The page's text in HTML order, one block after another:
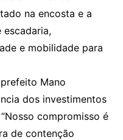
na encosta e a
e mobilidade para
Mano
dos investimentos
compromisso é
de contenção